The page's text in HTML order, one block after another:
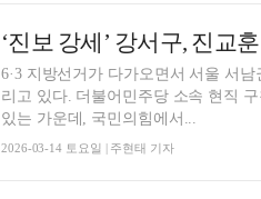
6·3 지방선거가 다가오면서 서울 서
리고 있다. 더불어민주당 소속 현직
있는 가운데, 국민의힘에서...
2026-03-14 토요일 | 주현태 기자